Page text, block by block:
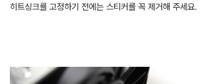
히트싱크를 고정하기 전에는 스티커를 꼭 제거해 주세요.